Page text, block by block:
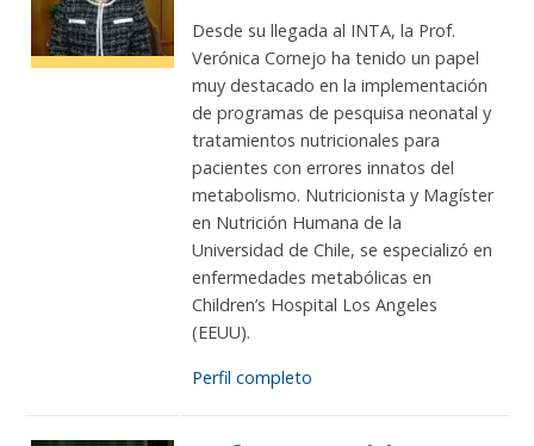
Desde su llegada al INTA, la Prof.
Verónica Cornejo ha tenido un papel
muy destacado en la implementación
de programas de pesquisa neonatal y
tratamientos nutricionales para
pacientes con errores innatos del
metabolismo. Nutricionista y Magíster
en Nutrición Humana de la
Universidad de Chile, se especializó en
enfermedades metabólicas en
Children’s Hospital Los Angeles
(EEUU).
Perfil completo